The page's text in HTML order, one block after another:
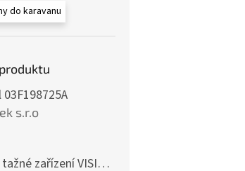
do karavanu
je 5 z 5 hvězdiček.
s.r.o
Nosič kol na tažné zařízení VISION 4 - pro 4 kola CF19591-4EFA